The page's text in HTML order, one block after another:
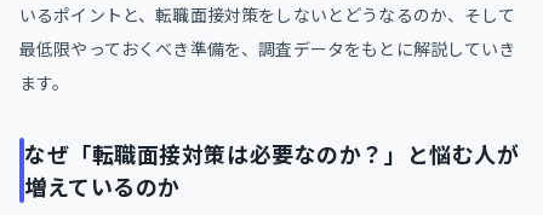
いるポイントと、転職面接対策をしないとどうなるのか、そして
最低限やっておくべき準備を、調査データをもとに解説していき
ます。
なぜ「転職面接対策は必要なのか？」と悩む人が
増えているのか